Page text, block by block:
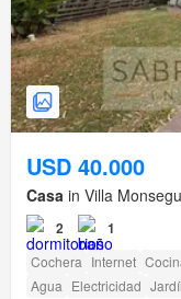
USD 40.000
Casa in Villa
2 1
Cochera Internet
Agua Electricidad